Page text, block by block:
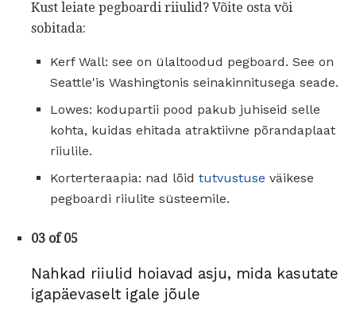
Kust leiate pegboardi riiulid? Võite osta või
sobitada:
Kerf Wall: see on ülaltoodud pegboard. See on
Seattle'is Washingtonis seinakinnitusega seade.
Lowes: kodupartii pood pakub juhiseid selle
kohta, kuidas ehitada atraktiivne põrandaplaat
riiulile.
Korterteraapia: nad lõid tutvustuse väikese
pegboardi riiulite süsteemile.
03 of 05
Nahkad riiulid hoiavad asju, mida kasutate
igapäevaselt igale jõule